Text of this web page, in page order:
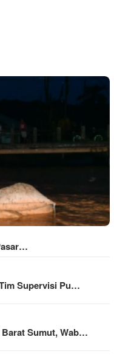
Supervisi Pu…
Sumut, Wab…